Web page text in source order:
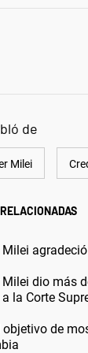
de
Milei
dio más
la Corte
objetivo de